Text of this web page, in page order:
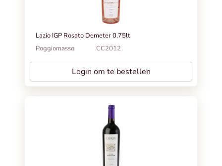
Lazio IGP Rosato Demeter 0,75lt
Poggiomasso
CC2012
Login om te bestellen